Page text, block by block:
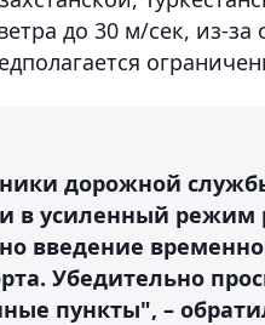
до 30 м/сек, из-за
дорожной
в усиленный режим
введение
Убедительно
пункты", –